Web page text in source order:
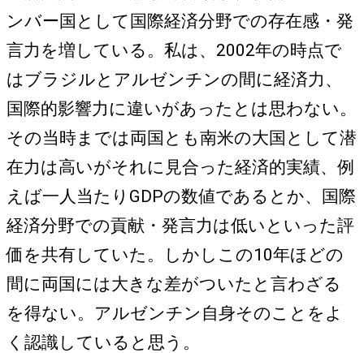
ンバー国として国際経済分野での存在感・発
言力を増している。私は、2002年の時点で
はブラジルとアルゼンチンの間に経済力、
国際的影響力に違いがあったとは思わない。
その当時までは両国とも南米の大国として潜
在力は高いがそれに見合った経済的実績、例
えば一人当たりGDPの数値であるとか、国際
経済分野での貢献・発言力は低いといった評
価を共有していた。しかしこの10年ほどの
間に両国には大きな差がついたと言わざる
を得ない。アルゼンチン自身そのことをよ
く認識していると思う。